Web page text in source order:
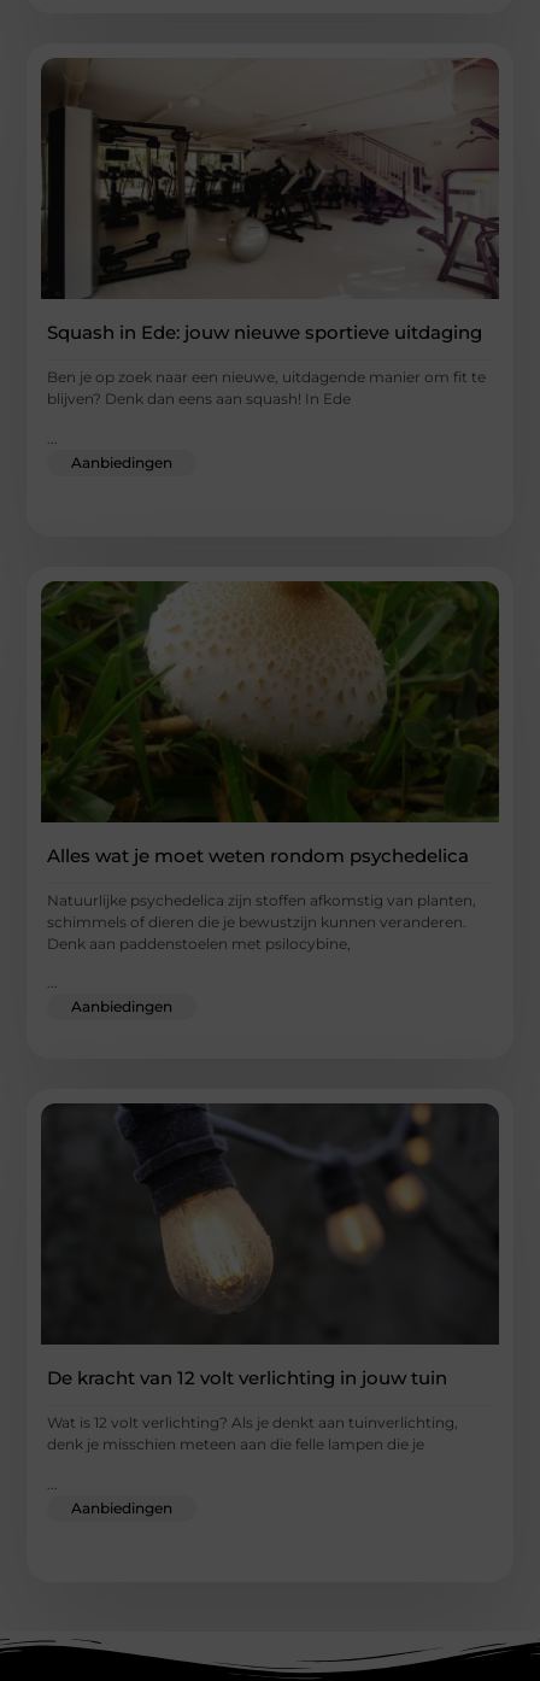
Squash in Ede: jouw nieuwe sportieve uitdaging
Ben je op zoek naar een nieuwe, uitdagende manier om fit te
blijven? Denk dan eens aan squash! In Ede
Aanbiedingen
Alles wat je moet weten rondom psychedelica
Natuurlijke psychedelica zijn stoffen afkomstig van planten,
schimmels of dieren die je bewustzijn kunnen veranderen.
Denk aan paddenstoelen met psilocybine,
...
Aanbiedingen
De kracht van 12 volt verlichting in jouw tuin
Wat is 12 volt verlichting? Als je denkt aan tuinverlichting,
denk je misschien meteen aan die felle lampen die je
Aanbiedingen